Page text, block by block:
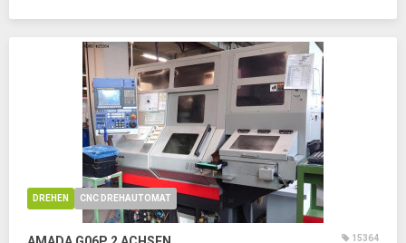
DREHEN CNC DREHAUTOMAT
15364